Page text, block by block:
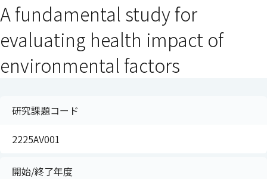
ドウで開きます）
ンドウで開きます）
ウインドウで開きます）
A fundamental study for
evaluating health impact of
environmental factors
研究課題コード
2225AV001
開始/終了年度